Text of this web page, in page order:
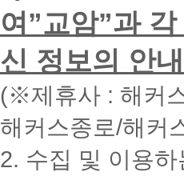
하
시
면
빠
른
간
내
에
화
드
여”교암”과
신 정보의 안
(※제휴사 : 해커
해커스종로/해커
2. 수집 및 이용